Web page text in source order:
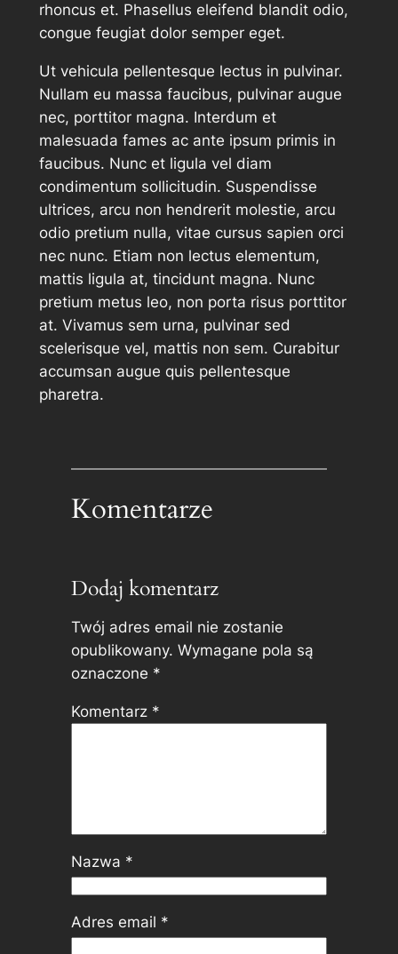
rhoncus et. Phasellus eleifend blandit odio,
congue feugiat dolor semper eget.
Ut vehicula pellentesque lectus in pulvinar.
Nullam eu massa faucibus, pulvinar augue
nec, porttitor magna. Interdum et
malesuada fames ac ante ipsum primis in
faucibus. Nunc et ligula vel diam
condimentum sollicitudin. Suspendisse
ultrices, arcu non hendrerit molestie, arcu
odio pretium nulla, vitae cursus sapien orci
nec nunc. Etiam non lectus elementum,
mattis ligula at, tincidunt magna. Nunc
pretium metus leo, non porta risus porttitor
at. Vivamus sem urna, pulvinar sed
scelerisque vel, mattis non sem. Curabitur
accumsan augue quis pellentesque
pharetra.
Komentarze
Dodaj komentarz
Twój adres email nie zostanie
opublikowany. Wymagane pola są
oznaczone *
Komentarz *
Nazwa *
Adres email *